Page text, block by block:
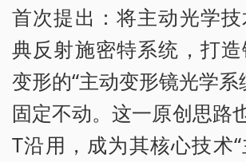
首次提出：将主动光学
典反射施密特系统，打
变形的“主动变形镜光学系
固定不动。这一原创思路
T沿用，成为其核心技术